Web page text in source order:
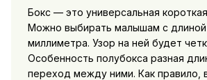
Бокс — это универсальная
Можно выбирать малышам с длиной
миллиметра. Узор на ней будет
Особенность полубокса разная
переход между ними. Как правило,